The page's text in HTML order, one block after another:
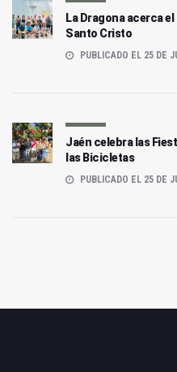
La Dragona acerca
Santo Cristo
PUBLICADO EL 25 DE
Jaén celebra las
las Bicicletas
PUBLICADO EL 25 DE